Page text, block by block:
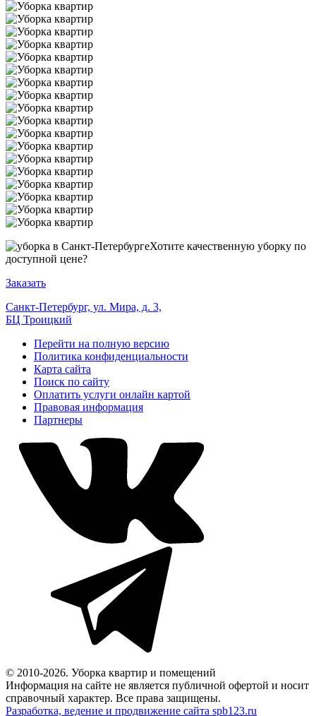
Хотите качественную уборку по
доступной цене?
Заказать
Санкт-Петербург, ул. Мира, д. 3,
БЦ Троицкий
Перейти на полную версию
Политика конфиденциальности
Карта сайта
Поиск по сайту
Оплатить услуги онлайн картой
Правовая информация
Партнеры
© 2010-2026. Уборка квартир и помещений
Информация на сайте не является публичной офертой и носит
справочный характер. Все права защищены.
Разработка, ведение и продвижение сайта spb123.ru